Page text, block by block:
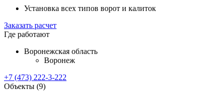
Установка всех типов ворот и калиток
Заказать расчет
Где работают
Воронежская область
Воронеж
+7 (473) 222-3-222
Объекты (9)